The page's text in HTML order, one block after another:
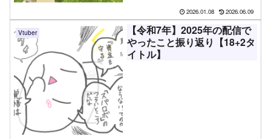
2026.01.08 2026.06.09
Vtuber
【令和7年】2025年の配信で
やったこと振り返り【18+2タ
イトル】